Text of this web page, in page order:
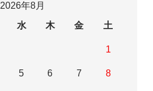
2026年8月
水 木 金 土
1
5 6 7 8